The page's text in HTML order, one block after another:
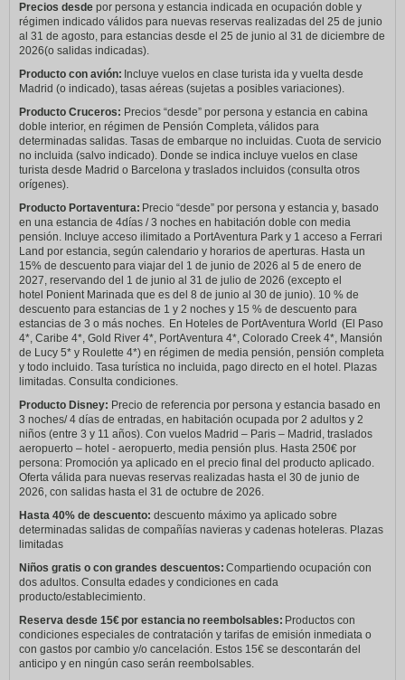
Precios desde por persona y estancia indicada en ocupación doble y
régimen indicado válidos para nuevas reservas realizadas del 25 de junio
al 31 de agosto, para estancias desde el 25 de junio al 31 de diciembre de
2026(o salidas indicadas).
Producto con avión: Incluye vuelos en clase turista ida y vuelta desde
Madrid (o indicado), tasas aéreas (sujetas a posibles variaciones).
Producto Cruceros: Precios “desde” por persona y estancia en cabina
doble interior, en régimen de Pensión Completa, válidos para
determinadas salidas. Tasas de embarque no incluidas. Cuota de servicio
no incluida (salvo indicado). Donde se indica incluye vuelos en clase
turista desde Madrid o Barcelona y traslados incluidos (consulta otros
orígenes).
Producto Portaventura: Precio “desde” por persona y estancia y, basado
en una estancia de 4días / 3 noches en habitación doble con media
pensión. Incluye acceso ilimitado a PortAventura Park y 1 acceso a Ferrari
Land por estancia, según calendario y horarios de aperturas. Hasta un
15% de descuento para viajar del 1 de junio de 2026 al 5 de enero de
2027, reservando del 1 de junio al 31 de julio de 2026 (excepto el
hotel Ponient Marinada que es del 8 de junio al 30 de junio). 10 % de
descuento para estancias de 1 y 2 noches y 15 % de descuento para
estancias de 3 o más noches. En Hoteles de PortAventura World (El Paso
4*, Caribe 4*, Gold River 4*, PortAventura 4*, Colorado Creek 4*, Mansión
de Lucy 5* y Roulette 4*) en régimen de media pensión, pensión completa
y todo incluido. Tasa turística no incluida, pago directo en el hotel. Plazas
limitadas. Consulta condiciones.
Producto Disney: Precio de referencia por persona y estancia basado en
3 noches/ 4 días de entradas, en habitación ocupada por 2 adultos y 2
niños (entre 3 y 11 años). Con vuelos Madrid – Paris – Madrid, traslados
aeropuerto – hotel - aeropuerto, media pensión plus. Hasta 250€ por
persona: Promoción ya aplicado en el precio final del producto aplicado.
Oferta válida para nuevas reservas realizadas hasta el 30 de junio de
2026, con salidas hasta el 31 de octubre de 2026.
Hasta 40% de descuento: descuento máximo ya aplicado sobre
determinadas salidas de compañías navieras y cadenas hoteleras. Plazas
limitadas
Niños gratis o con grandes descuentos: Compartiendo ocupación con
dos adultos. Consulta edades y condiciones en cada
producto/establecimiento.
Reserva desde 15€ por estancia no reembolsables: Productos con
condiciones especiales de contratación y tarifas de emisión inmediata o
con gastos por cambio y/o cancelación. Estos 15€ se descontarán del
anticipo y en ningún caso serán reembolsables.